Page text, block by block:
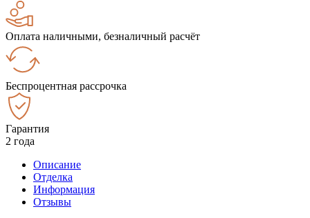
Оплата наличными, безналичный расчёт
Беспроцентная рассрочка
Гарантия
2 года
Описание
Отделка
Информация
Отзывы